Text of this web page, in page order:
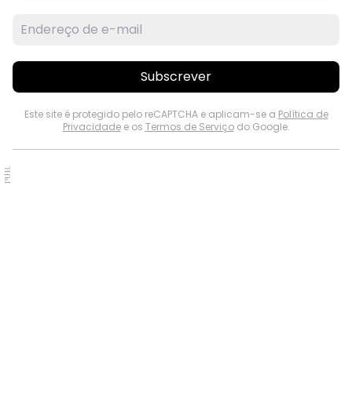
Subscrever
Este site é protegido pelo reCAPTCHA e aplicam-se a Política de
Privacidadee os Termos de Serviçodo Google.
PUB.